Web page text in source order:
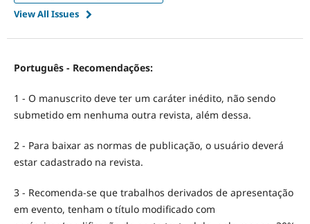
View All Issues
Português - Recomendações:
1 - O manuscrito deve ter um caráter inédito, não sendo
submetido em nenhuma outra revista, além dessa.
2 - Para baixar as normas de publicação, o usuário deverá
estar cadastrado na revista.
3 - Recomenda-se que trabalhos derivados de apresentação
em evento, tenham o título modificado com